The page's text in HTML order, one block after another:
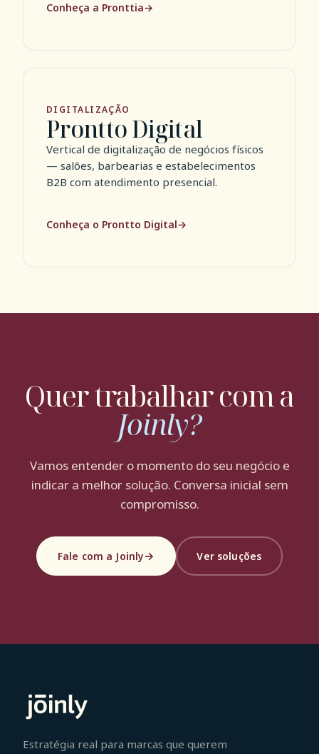
Conheça a Pronttia
DIGITALIZAÇÃO
Prontto Digital
Vertical de digitalização de negócios físicos
— salões, barbearias e estabelecimentos
B2B com atendimento presencial.
Conheça o Prontto Digital
Quer trabalhar com a
Joinly?
Vamos entender o momento do seu negócio e
indicar a melhor solução. Conversa inicial sem
compromisso.
Fale com a Joinly Ver soluções
Estratégia real para marcas que querem